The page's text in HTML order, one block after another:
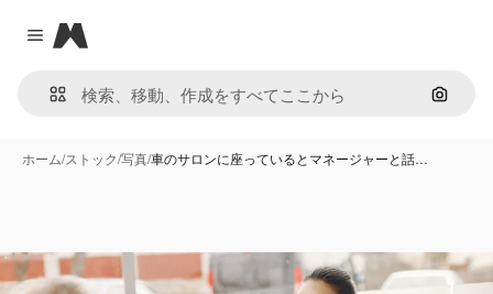
Close menu
Magnific
画像で
ホーム/ストック/写真/車のサロンに座っているとマネージャーと話…